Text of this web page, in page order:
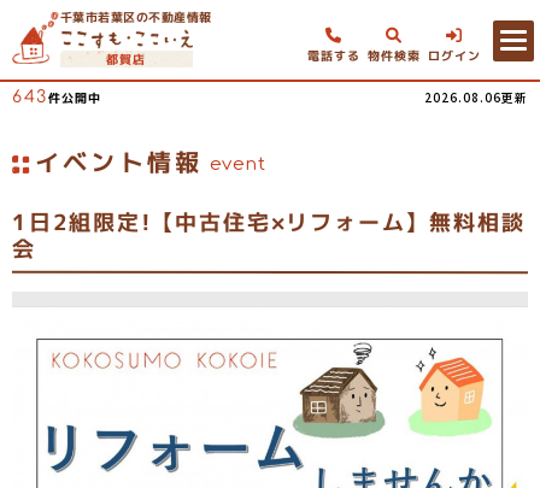
千葉市若葉区の不動産情報
都賀店 電話する 物件検索 ログイン
643件公開中 2026.08.06更新
イベント情報 event
1日2組限定!【中古住宅×リフォーム】無料相談
会